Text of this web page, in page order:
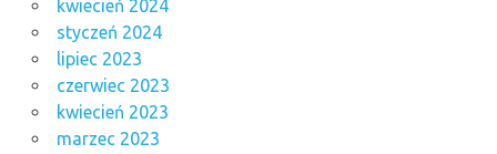
kwiecień 2024
styczeń 2024
lipiec 2023
czerwiec 2023
kwiecień 2023
marzec 2023